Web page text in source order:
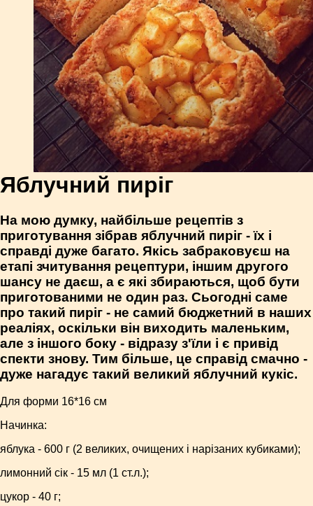
Яблучний пиріг
На мою думку, найбільше рецептів з
приготування зібрав яблучний пиріг - їх і
справді дуже багато. Якісь забраковуєш на
етапі зчитування рецептури, іншим другого
шансу не даєш, а є які збираються, щоб бути
приготованими не один раз. Сьогодні саме
про такий пиріг - не самий бюджетний в наших
реаліях, оскільки він виходить маленьким,
але з іншого боку - відразу з'їли і є привід
спекти знову. Тим більше, це справід смачно -
дуже нагадує такий великий яблучний кукіс.
Для форми 16*16 см
Начинка:
яблука - 600 г (2 великих, очищених і нарізаних кубиками);
лимонний сік - 15 мл (1 ст.л.);
цукор - 40 г;